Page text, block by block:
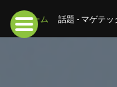
ホーム 話題 - マゲテ